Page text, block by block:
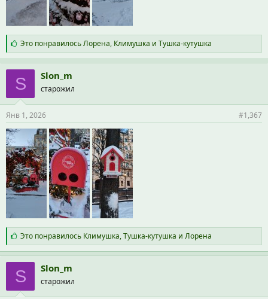
С
и
м
п
а
т
и
:
Это понравилосьЛорена, Климушка и Тушка-кутушка
S Slon_m
старожил
Янв 1, 2026 #1,367
С
и
м
п
а
т
и
Это понравилось Климушка,Тушка-кутушка и Лорена
S Slon_m
старожил